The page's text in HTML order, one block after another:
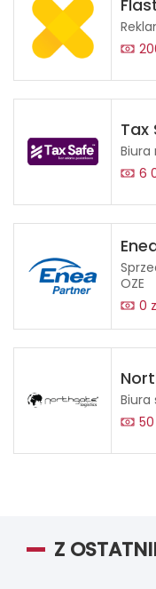
Tax
Biura
6
OZE
0
Biura
Z